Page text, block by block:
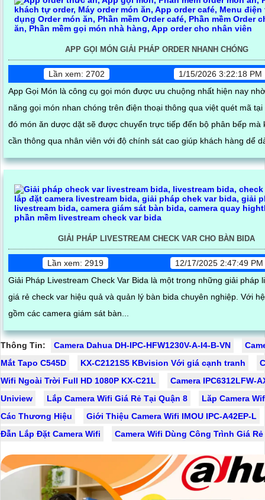
APP GỌI MÓN GIẢI PHÁP ORDER NHANH CHÓNG
Lần xem: 2702
1/15/2026 3:22:18 PM
App Gọi Món là công cụ gọi món được ưu chuộng nhất hiện nay
năng gọi món nhan chóng trên điện thoại thông qua việt quét mã tại
đó món ăn dược dặt sẽ được chuyển trực tiếp đến bộ phân bếp mà
cần thông qua nhân viên với độ chính sát cao giúp khách hàng dể
nhật trạng thái món ăn của mình
GIẢI PHÁP LIVESTREAM CHECK VAR CHO BÀN BIDA
Lần xem: 2919
12/17/2025 2:47:49 PM
Giải Pháp Livestream Check Var Bida là một trong những giải pháp
giá rẻ check var hiệu quả và quản lý bàn bida chuyên nghiệp. Với
gồm các camera giám sát bàn...
Thông Tin: Camera Dahua DH-IPC-HFW1230V-A-I4-B-VN
Mắt Tapo C545D
KX-C2121S5 KBvision Với giá cạnh tranh
Wifi Ngoài Trời Full HD 1080P KX-C21L
Camera IPC6312LFW-
Uniview
Lắp Camera Wifi Giá Rẻ Tại Quận 8
Lăp Camera
Các Thương Hiệu
Giới Thiệu Camera Wifi IMOU IPC-A42EP-L
Đẫn Lắp Đặt Camera Wifi
Camera Wifi Dùng Công Trình Giá Rẻ